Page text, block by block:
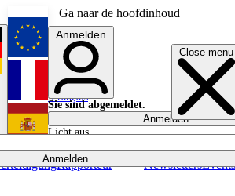
Ga naar de hoofdinhoud
Close menu
Anmelden
Rapporteur NewslettersEvents
English
Français
Anmelden
Sie sind abgemeldet.
Anmelden
Licht aus